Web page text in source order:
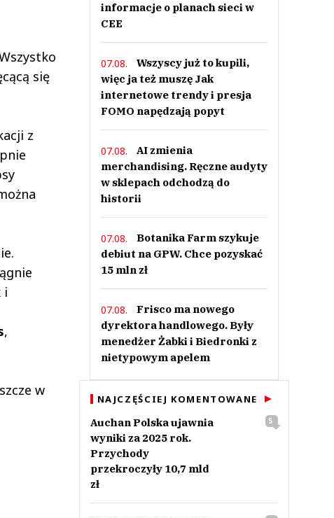
się
z
i
,
w
informacje o planach sieci w
CEE
07.08.
Wszyscy już to kupili,
więc ja też muszę Jak
internetowe trendy i presja
FOMO napędzają popyt
07.08.
AI zmienia
merchandising. Ręczne audyty
w sklepach odchodzą do
historii
07.08.
Botanika Farm szykuje
debiut na GPW. Chce pozyskać
15 mln zł
07.08.
Frisco ma nowego
dyrektora handlowego. Były
menedżer Żabki i Biedronki z
nietypowym apelem
NAJCZĘŚCIEJ KOMENTOWANE
Auchan Polska ujawnia
wyniki za 2025 rok.
Przychody
przekroczyły 10,7 mld
zł
5